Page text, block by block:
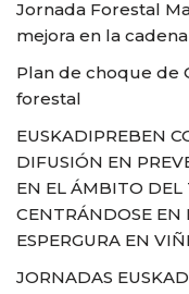
Jornada Forestal
mejora en la
Plan de choque de
forestal
EUSKADIPREBEN
DIFUSIÓN EN
EN EL ÁMBITO DEL
CENTRÁNDOSE EN
ESPERGURA EN
JORNADAS